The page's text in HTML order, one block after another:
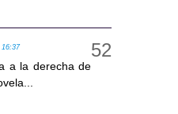
16:37
a la derecha de